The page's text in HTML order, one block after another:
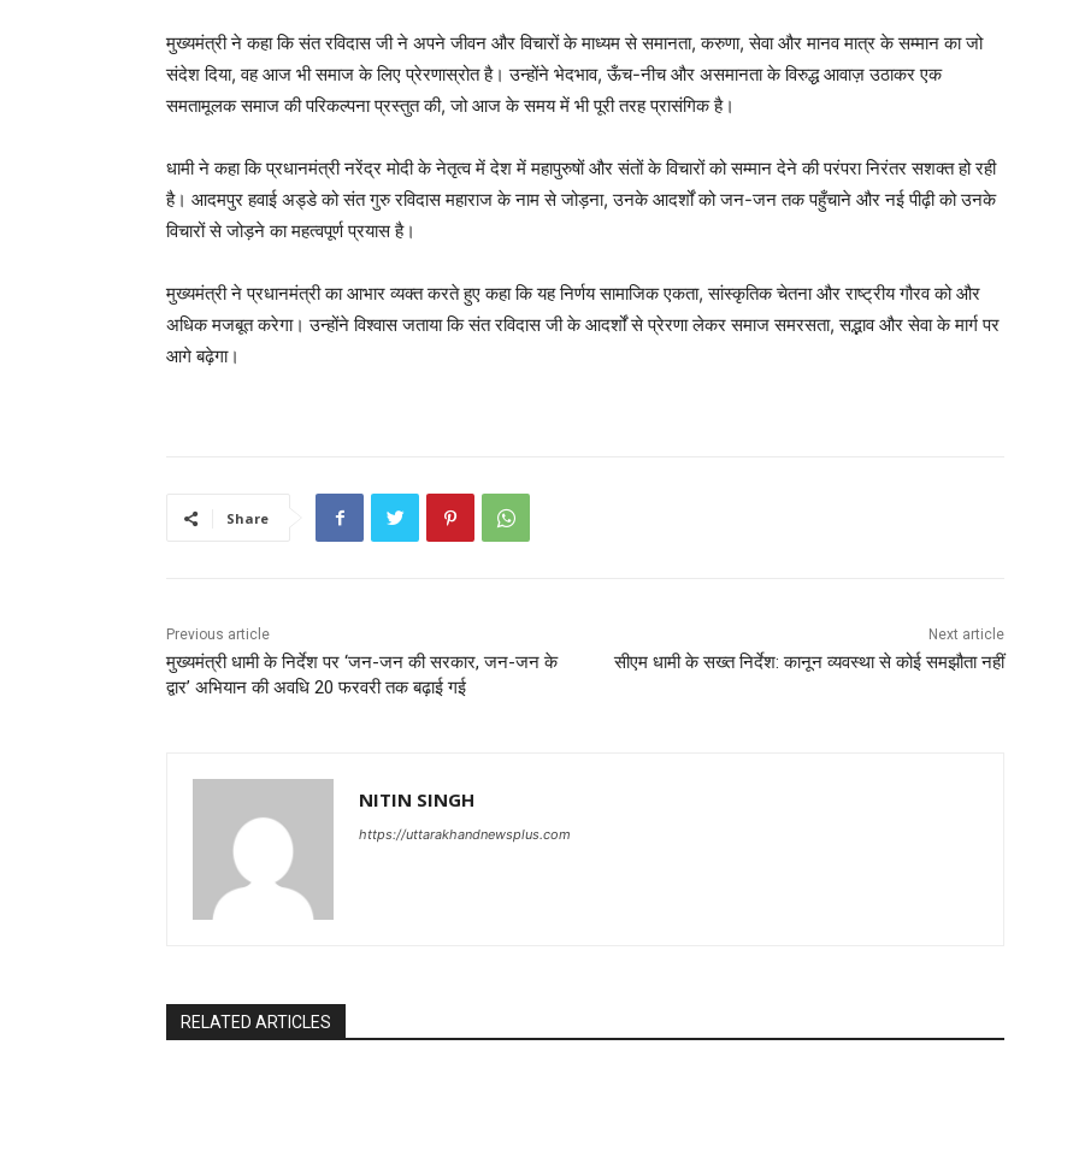
मुख्यमंत्री ने कहा कि संत रविदास जी ने अपने जीवन और विचारों के माध्यम से समानता, करुणा, सेवा और मानव मात्र के सम्मान का जो
संदेश दिया, वह आज भी समाज के लिए प्रेरणास्रोत है। उन्होंने भेदभाव, ऊँच-नीच और असमानता के विरुद्ध आवाज़ उठाकर एक
समतामूलक समाज की परिकल्पना प्रस्तुत की, जो आज के समय में भी पूरी तरह प्रासंगिक है।
धामी ने कहा कि प्रधानमंत्री नरेंद्र मोदी के नेतृत्व में देश में महापुरुषों और संतों के विचारों को सम्मान देने की परंपरा निरंतर सशक्त हो रही
है। आदमपुर हवाई अड्डे को संत गुरु रविदास महाराज के नाम से जोड़ना, उनके आदर्शों को जन-जन तक पहुँचाने और नई पीढ़ी को उनके
विचारों से जोड़ने का महत्वपूर्ण प्रयास है।
मुख्यमंत्री ने प्रधानमंत्री का आभार व्यक्त करते हुए कहा कि यह निर्णय सामाजिक एकता, सांस्कृतिक चेतना और राष्ट्रीय गौरव को और
अधिक मजबूत करेगा। उन्होंने विश्वास जताया कि संत रविदास जी के आदर्शों से प्रेरणा लेकर समाज समरसता, सद्भाव और सेवा के मार्ग पर
आगे बढ़ेगा।
Share
Previous article
मुख्यमंत्री धामी के निर्देश पर ‘जन-जन की सरकार, जन-जन के
द्वार’ अभियान की अवधि 20 फरवरी तक बढ़ाई गई
Next article
सीएम धामी के सख्त निर्देश: कानून व्यवस्था से कोई समझौता नहीं
NITIN SINGH
https://uttarakhandnewsplus.com
RELATED ARTICLES